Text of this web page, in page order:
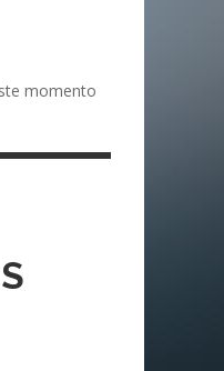
momento